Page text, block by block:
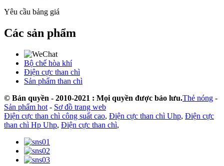
Yêu cầu bảng giá
Các sản phẩm
Bộ chế hòa khí
Điện cực than chì
Sản phẩm than chì
© Bản quyền - 2010-2021 : Mọi quyền được bảo lưu.Thẻ nóng -
Sản phẩm hot - Sơ đồ trang web
Điện cực than chì công suất cao, Điện cực than chì Uhp, Điện cực
than chì Hp Uhp, Điện cực than chì,